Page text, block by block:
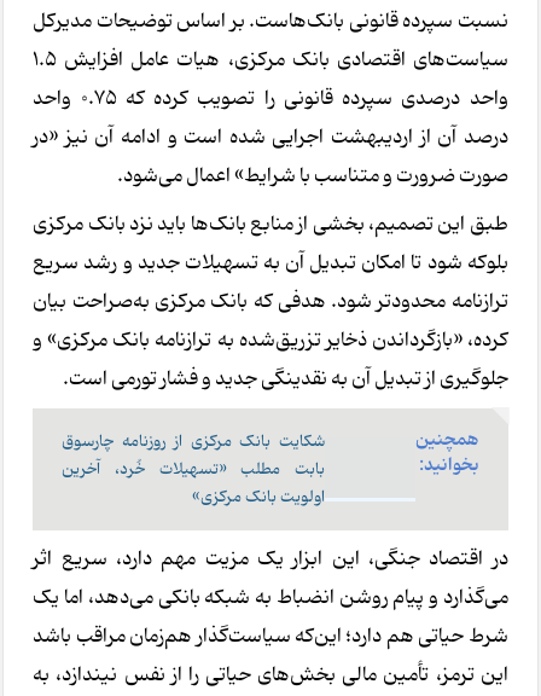
نسبت سپرده قانونی بانک‌هاست. بر اساس توضیحات مدیرکل
سیاست‌های اقتصادی بانک مرکزی، هیات عامل افزایش 1.5
واحد درصدی سپرده قانونی را تصویب کرده که 0.75 واحد
درصد آن از اردیبهشت اجرایی شده است و ادامه آن نیز «در
صورت ضرورت و متناسب با شرایط» اعمال می‌شود.
طبق این تصمیم، بخشی از منابع بانک‌ها باید نزد بانک مرکزی
بلوکه شود تا امکان تبدیل آن به تسهیلات جدید و رشد سریع
ترازنامه محدودتر شود. هدفی که بانک مرکزی به‌صراحت بیان
کرده، «بازگرداندن ذخایر تزریق‌شده به ترازنامه بانک مرکزی» و
جلوگیری از تبدیل آن به نقدینگی جدید و فشار تورمی است.
همچنین
بخوانید:
شکایت بانک مرکزی از روزنامه چارسوق
بابت مطلب «تسهیلات خُرد، آخر‌‌ین
اولویت بانک مرکزی»
در اقتصاد جنگی، این ابزار یک مزیت مهم دارد، سریع اثر
می‌گذارد و پیام روشن انضباط به شبکه بانکی می‌دهد، اما یک
شرط حیاتی هم دارد؛ این‌که سیاست‌گذار هم‌زمان مراقب باشد
این ترمز، تأمین مالی بخش‌های حیاتی را از نفس نیندازد، به